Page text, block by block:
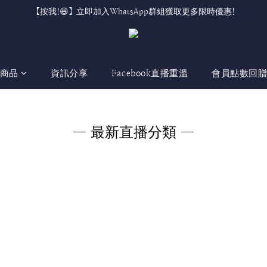
【按我!😆】立即加入WhatsApp群組獲取更多限時優惠!
品 資訊分享 Facebook直播重溫 會員點數回
— 最新直播分類 —